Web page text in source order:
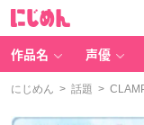
作品名 声優
にじめん > 話題 >